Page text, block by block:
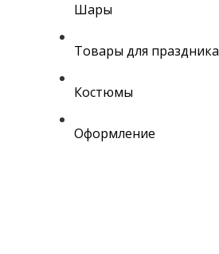
Шары
Товары для праздника
Костюмы
Оформление